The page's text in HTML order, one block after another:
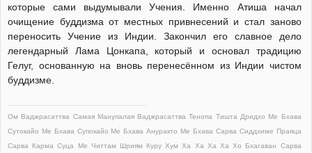
которые сами выдумывали Учения. Именно Атиша начал
очищение буддизма от местных привнесений и стал заново
переносить Учение из Индии. Закончил его славное дело
легендарный Лама Цонкапа, который и основал традицию
Гелуг, основанную на вновь перенесённом из Индии чистом
буддизме.
Ом Ваджрасаттва Самая Манупалая Ваджрасаттва Тенопа Тишта Дридхо Ме Бхава
Сутокайо Ме Бхава Супокайо Ме Бхава Ануракто Ме Бхава Сарва Сиддхиме Праяца
Сарва Карма Суца Ме Читтам Шриям Куру Хум Ха Ха Ха Ха Хо Бхагаван Сарва